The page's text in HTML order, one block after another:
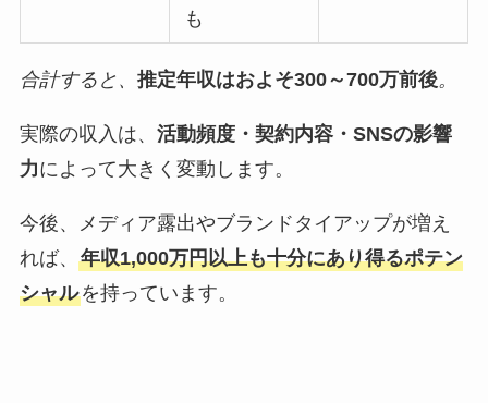
も
合計すると、 推定年収はおよそ300～700万前後。
実際の収入は、 活動頻度・契約内容・SNSの影響
力によって大きく変動します。
今後、メディア露出やブランドタイアップが増え
れば、 年収1,000万円以上も十分にあり得るポテン
シャルを持っています。